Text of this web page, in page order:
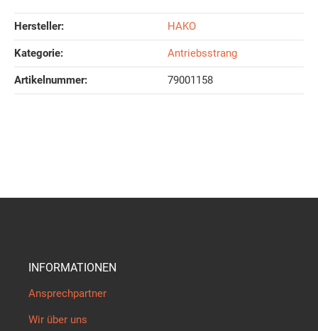
Hersteller: HAKO
Kategorie: Antriebsstrang
Artikelnummer: 79001158
INFORMATIONEN
Ansprechpartner
Wir über uns